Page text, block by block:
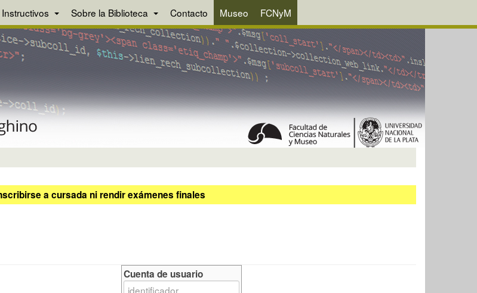
Instructivos Sobre la Biblioteca Contacto Museo FCNyM
a cursada ni rendir exámenes finales
Cuenta de usuario